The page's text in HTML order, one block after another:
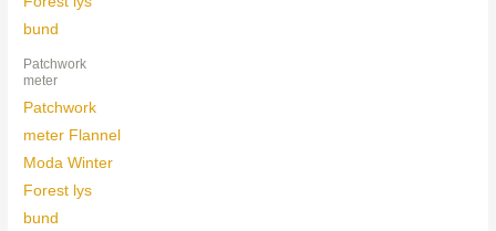
Patchwork
meter
Patchwork
meter Flannel
Moda Winter
Forest lys
bund